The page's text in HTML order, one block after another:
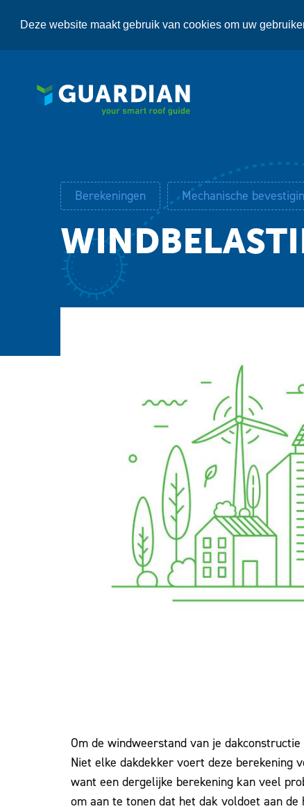
Deze website maakt gebruik van cookies om uw
Berekeningen Mechanische
Om de windweerstand van je
Niet elke dakdekker voert deze berekening
want een dergelijke berekening kan veel
om aan te tonen dat het dak voldoet aan